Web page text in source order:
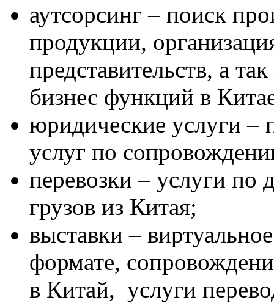
аутсорсинг – поиск
продукции,
представительств, а
бизнес функций в
юридические услуги –
услуг по
перевозки – услуги по
грузов из Китая;
выставки –
формате,
в Китай, услуги